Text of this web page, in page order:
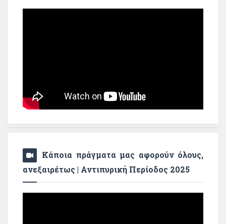
Κάποια πράγματα μας αφορούν όλους,
ανεξαιρέτως | Αντιπυρική Περίοδος 2025